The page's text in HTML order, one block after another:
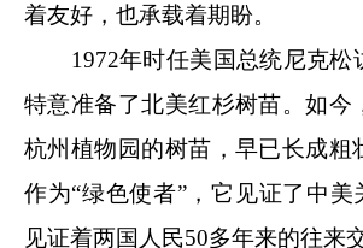
着友好，也承载着期盼。
1972年时任美国总统尼克松
特意准备了北美红杉树苗。如今
杭州植物园的树苗，早已长成粗
作为“绿色使者”，它见证了中美
见证着两国人民50多年来的往来